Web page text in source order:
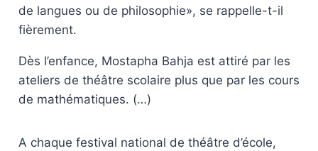
de langues ou de philosophie», se rappelle-t-il
fièrement.
Dès l’enfance, Mostapha Bahja est attiré par les
ateliers de théâtre scolaire plus que par les cours
de mathématiques. (…)
A chaque festival national de théâtre d’école,